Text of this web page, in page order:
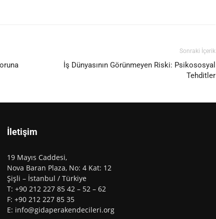
Sonraki İçerik
İş Dünyasının Görünmeyen Riski: Psikososyal
Tehditler
İletişim
19 Mayıs Caddesi,
Nova Baran Plaza, No: 4 Kat: 12
Şişli – İstanbul / Türkiye
T: +90 212 227 85 42 – 52 – 62
F: +90 212 227 85 35
E: info@gidaperakendecileri.org